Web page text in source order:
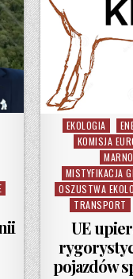
Posted in
EKOLOGIA
KOMISJA
MISTYFIKACJA
OSZUSTWA
TRANSPORT
UE
pojazdów